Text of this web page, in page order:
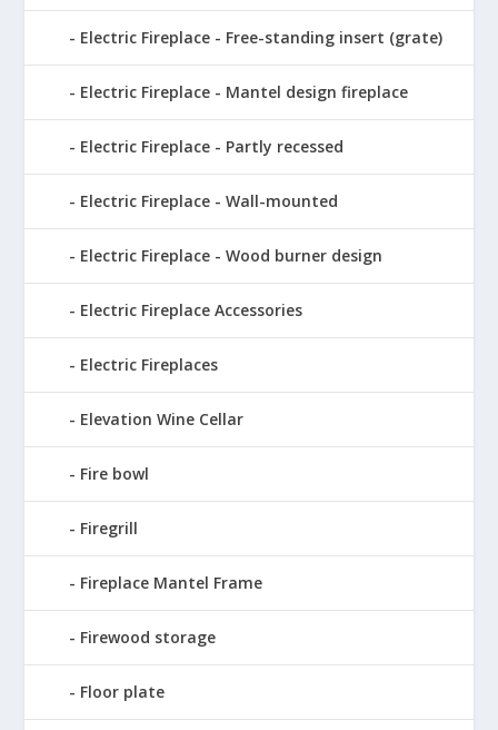
Electric Fireplace - Free-standing insert (grate)
Electric Fireplace - Mantel design fireplace
Electric Fireplace - Partly recessed
Electric Fireplace - Wall-mounted
Electric Fireplace - Wood burner design
Electric Fireplace Accessories
Electric Fireplaces
Elevation Wine Cellar
Fire bowl
Firegrill
Fireplace Mantel Frame
Firewood storage
Floor plate